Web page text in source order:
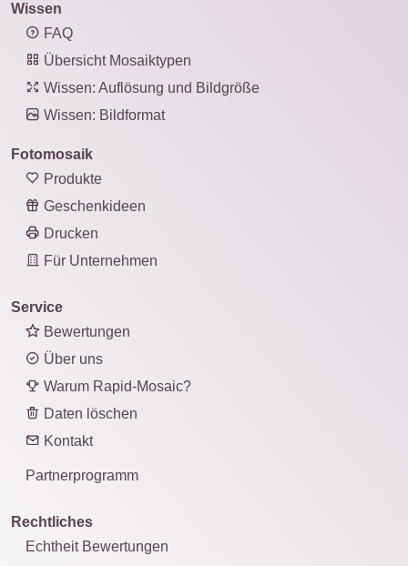
Wissen
FAQ
Übersicht Mosaiktypen
Wissen: Auflösung und Bildgröße
Wissen: Bildformat
Fotomosaik
Produkte
Geschenkideen
Drucken
Für Unternehmen
Service
Bewertungen
Über uns
Warum Rapid-Mosaic?
Daten löschen
Kontakt
Partnerprogramm
Rechtliches
Echtheit Bewertungen